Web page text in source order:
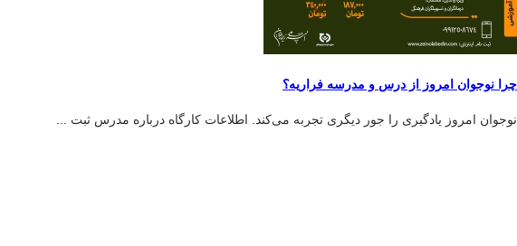
چرا نوجوان امروز از درس و مدرسه فراریه؟
نوجوان امروز یادگیری را جور دیگری تجربه می‌کند. اطلاعات کارگاه درباره مدرس ثبت ...